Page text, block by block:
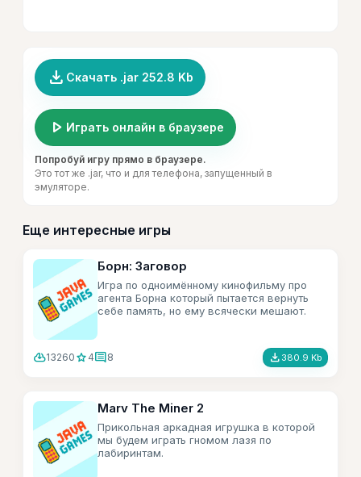
file_download Скачать .jar 252.8 Kb
play_arrow Играть онлайн в браузере
Попробуй игру прямо в браузере.
Это тот же .jar, что и для телефона, запущенный в
эмуляторе.
Еще интересные игры
Борн: Заговор
Игра по одноимённому кинофильму про
агента Борна который пытается вернуть
себе память, но ему всячески мешают.
cloud_download13260 star 4comment8 file_download 380.9 Kb
Marv The Miner 2
Прикольная аркадная игрушка в которой
мы будем играть гномом лазя по
лабиринтам.